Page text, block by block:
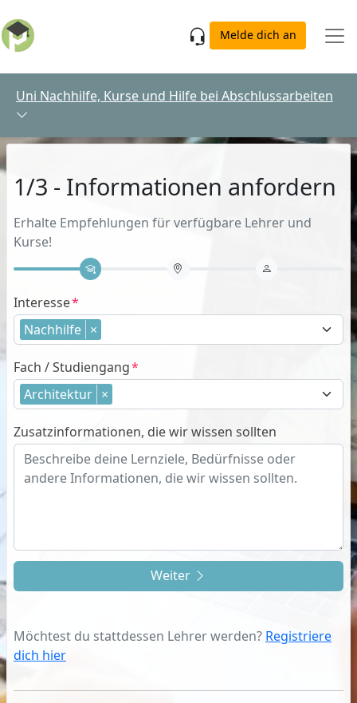
Melde dich an
Uni Nachhilfe, Kurse und Hilfe bei Abschlussarbeiten
1/3 - Informationen anfordern
Erhalte Empfehlungen für verfügbare Lehrer und
Kurse!
Interesse
Nachhilfe ×
Fach / Studiengang
Architektur ×
Zusatzinformationen, die wir wissen sollten
Weiter
Möchtest du stattdessen Lehrer werden? Registriere
dich hier